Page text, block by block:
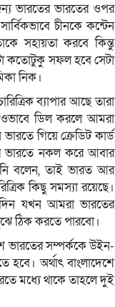
ভারতের ভারতের ওপর
চীনকে কন্টেন
সহায়তা করবে কিন্তু
কতোটুকু সফল হবে সেটা
নিক।
ব্যাপার আছে তারা
ওভাবে ডিল করলে আমরা
গিয়ে ক্রেডিট কার্ড
ভারতে নকল করে আবার
বলেন, তাই ভারত আর
কিছু সমস্যা রয়েছে।
যখন আমরা ভারতের
ঠিক করতে পারবো।
ভারতের সম্পর্ককে উইন-
হবে। অর্থাৎ বাংলাদেশে
মধ্যে থাকে তাহলে দুই